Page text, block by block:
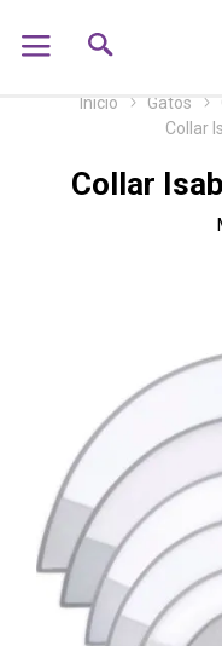
Inicio Gatos
Collar
Collar